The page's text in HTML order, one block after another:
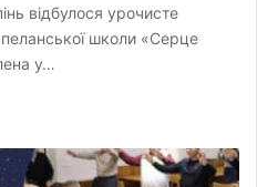
відбулося урочисте
школи «Серце
у…